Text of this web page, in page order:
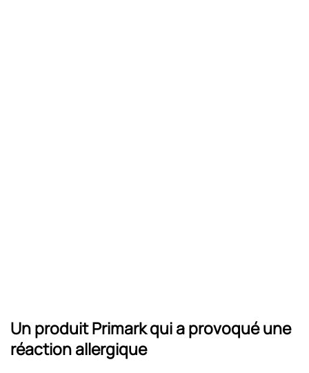
Un produit Primark qui a provoqué une
réaction allergique